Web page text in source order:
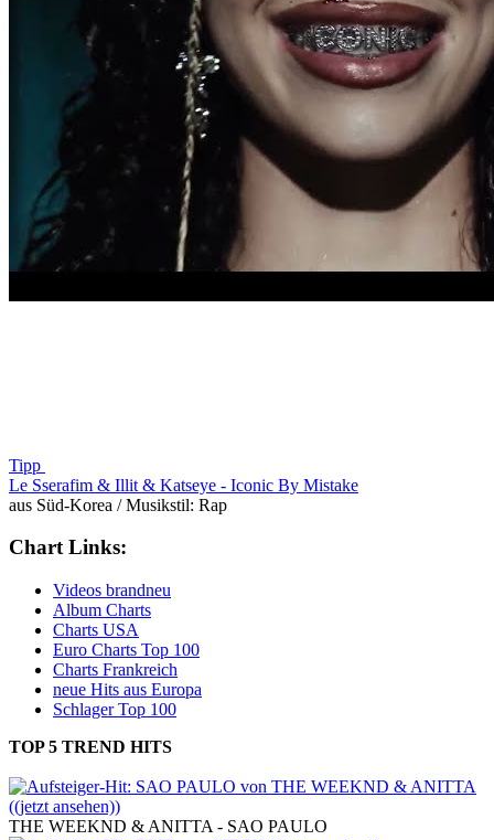
Tipp
Le Sserafim & Illit & Katseye - Iconic By Mistake
aus Süd-Korea / Musikstil: Rap
Chart Links:
Videos brandneu
Album Charts
Charts USA
Euro Charts Top 100
Charts Frankreich
neue Hits aus Europa
Schlager Top 100
TOP 5 TREND HITS
THE WEEKND & ANITTA - SAO PAULO